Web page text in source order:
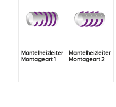
Mantelheizleiter
Montageart 1
Mantelheizleiter
Montageart 2